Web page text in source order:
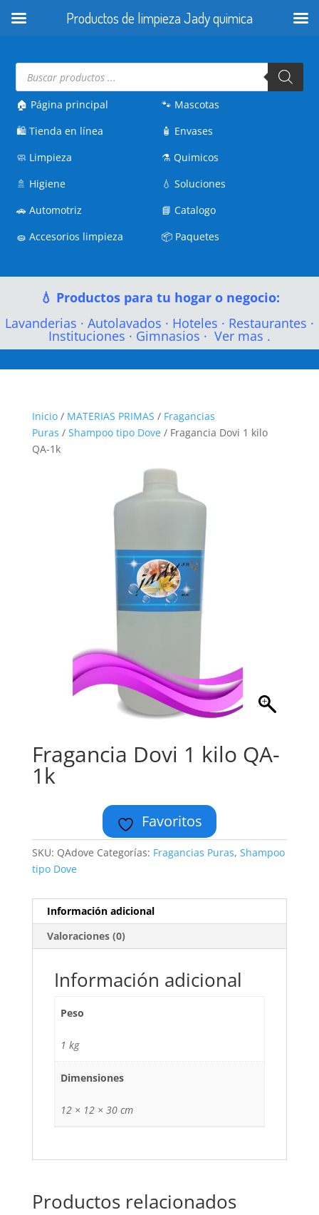
Búsqueda
productos
🏠 Página principal
🛍️Tienda en línea
🧼 Limpieza
🚿 Higiene
🚗Automotriz
🧽Accesorios limpieza
🐾 Mascotas
🧴 Envases
⚗️Quimicos
💧Soluciones
📘Catalogo
📦 Paquetes
💧 Productos para tu hogar o negocio:
Lavanderias · Autolavados · Hoteles · Restaurantes ·
Instituciones · Gimnasios · Ver mas .
Inicio/ MATERIAS PRIMAS / Fragancias
Puras / Shampoo tipo Dove/ Fragancia Dovi 1 kilo
QA-1k
Fragancia Dovi 1 kilo QA-
1k
Favoritos
SKU: QAdove Categorías: Fragancias Puras, Shampoo
tipo Dove
Información adicional
Valoraciones (0)
Información adicional
Peso
1 kg
Dimensiones
12 × 12 × 30 cm
Productos relacionados
Productos de limpieza Jady quimica